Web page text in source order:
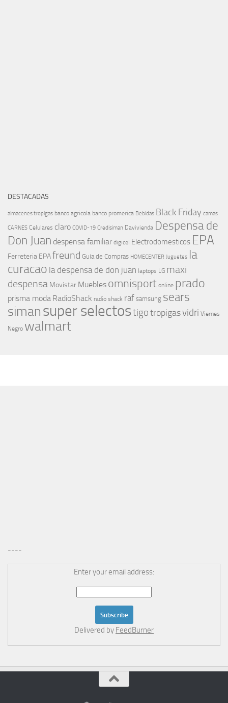
DESTACADAS
almacenes tropigas banco agricola banco promerica Bebidas Black Friday camas
CARNES Celulares claro COVID-19 Credisiman Davivienda Despensa de
Don Juan despensa familiar digicel Electrodomesticos EPA
Ferreteria EPAfreund Guia de Compras HOMECENTER Juguetes la
curacao la despensa de don juan laptops LG maxi
despensa Movistar Muebles omnisport online prado
prisma moda RadioShack radio shack raf samsung sears
simansuper selectostigotropigasvidri Viernes
Negro walmart
----
Enter your email address:
Delivered by FeedBurner